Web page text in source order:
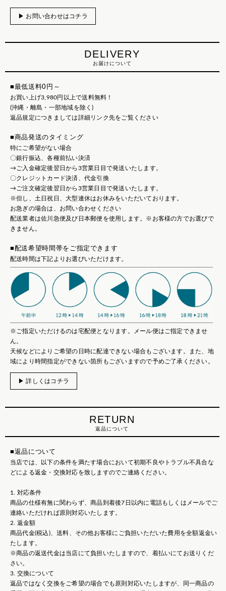
▶ お問い合わせはコチラ
DELIVERY
お届けについて
■最低送料0円～
お買い上げ3,980円以上で送料無料！
(沖縄・離島・一部地域を除く)
返品規定につきましては詳細リンク先をご覧ください
■商品発送のタイミング
特にご希望がない場合
〇銀行振込、各種前払い決済
→ご入金確定後翌日から3営業日目で発送いたします。
〇クレジットカード決済、代金引換
→ご注文確定後翌日から3営業日目で発送いたします。
※但し、土日祝日、大型連休はお休みをいただいております。
お急ぎの場合は、お問い合わせください
配送業者は佐川急便及び日本郵便を使用します。※お客様の方でお選びで
きません。
■配送希望時間帯をご指定できます
配送時間は下記よりお選びいただけます。
※ご指定いただけるのは宅配便となります。メール便はご指定できませ
ん。
天候などによりご希望の日時に配達できない場合もございます。また、地
域により時間指定ができない箇所もございますので予めご了承ください。
▶ 詳しくはコチラ
RETURN
返品について
■返品について
当店では、以下の条件を満たす場合において初期不良やトラブル不具合な
どによる返金・交換対応を致しますのでご連絡ください。
1. 対応条件
商品の仕様有無に関わらず、商品到着後7日以内に電話もしくはメールでご
連絡いただければ原則対応いたします。
2. 返金額
商品代金(税込)、送料、その他お客様にご負担いただいた費用を全額返金い
たします。
※商品の返送代金は当店にて負担いたしますので、着払いにてお送りくだ
さい。
3. 交換について
返品ではなく交換をご希望の場合でも原則対応いたしますが、同一商品の